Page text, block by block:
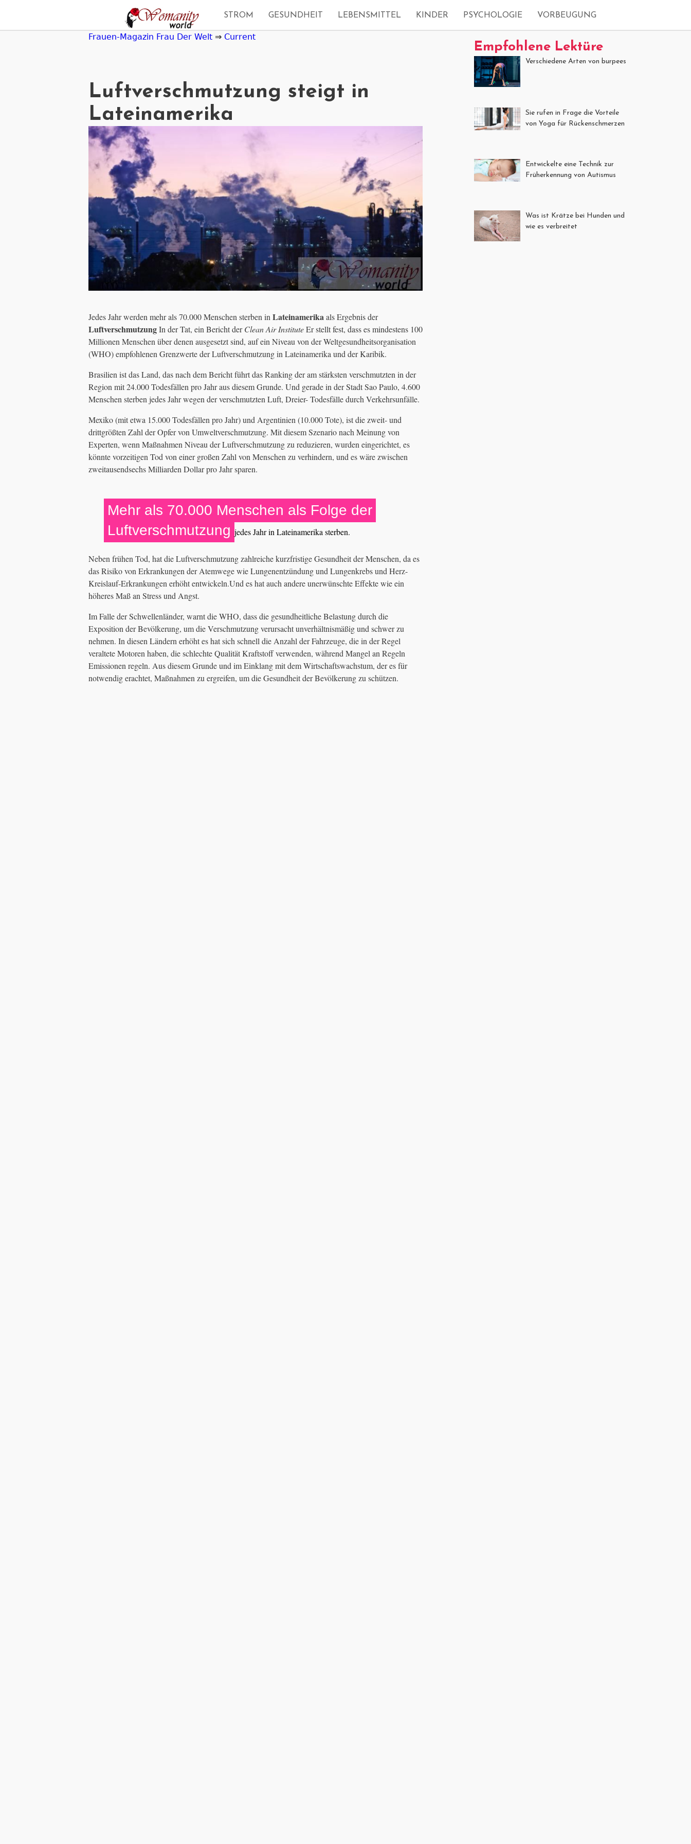
navigation
STROM GESUNDHEIT LEBENSMITTEL KINDER PSYCHOLOGIE VORBEUGUNG
Frauen-Magazin Frau Der Welt ⇒ Current
Luftverschmutzung steigt in
Lateinamerika
Jedes Jahr werden mehr als 70.000 Menschen sterben inLateinamerikaals Ergebnis der
LuftverschmutzungIn der Tat, ein Bericht derClean Air InstituteEr stellt fest, dass es mindestens 100
Millionen Menschen über denen ausgesetzt sind, auf ein Niveau von der Weltgesundheitsorganisation
(WHO) empfohlenen Grenzwerte der Luftverschmutzung in Lateinamerika und der Karibik.
Brasilien ist das Land, das nach dem Bericht führt das Ranking der am stärksten verschmutzten in der
Region mit 24.000 Todesfällen pro Jahr aus diesem Grunde. Und gerade in der Stadt Sao Paulo, 4.600
Menschen sterben jedes Jahr wegen der verschmutzten Luft, Dreier- Todesfälle durch Verkehrsunfälle.
Mexiko (mit etwa 15.000 Todesfällen pro Jahr) und Argentinien (10.000 Tote), ist die zweit- und
drittgrößten Zahl der Opfer von Umweltverschmutzung. Mit diesem Szenario nach Meinung von
Experten, wenn Maßnahmen Niveau der Luftverschmutzung zu reduzieren, wurden eingerichtet, es
könnte vorzeitigen Tod von einer großen Zahl von Menschen zu verhindern, und es wäre zwischen
zweitausendsechs Milliarden Dollar pro Jahr sparen.
Mehr als 70.000 Menschen als Folge der
Luftverschmutzung jedes Jahr in Lateinamerika sterben.
Neben frühen Tod, hat die Luftverschmutzung zahlreiche kurzfristige Gesundheit der Menschen, da es
das Risiko von Erkrankungen der Atemwege wie Lungenentzündung und Lungenkrebs und Herz-
Kreislauf-Erkrankungen erhöht entwickeln.Und es hat auch andere unerwünschte Effekte wie ein
höheres Maß an Stress und Angst.
Im Falle der Schwellenländer, warnt die WHO, dass die gesundheitliche Belastung durch die
Exposition der Bevölkerung, um die Verschmutzung verursacht unverhältnismäßig und schwer zu
nehmen. In diesen Ländern erhöht es hat sich schnell die Anzahl der Fahrzeuge, die in der Regel
veraltete Motoren haben, die schlechte Qualität Kraftstoff verwenden, während Mangel an Regeln
Emissionen regeln. Aus diesem Grunde und im Einklang mit dem Wirtschaftswachstum, der es für
notwendig erachtet, Maßnahmen zu ergreifen, um die Gesundheit der Bevölkerung zu schützen.
Empfohlene Lektüre
Verschiedene Arten von burpees
Sie rufen in Frage die Vorteile
von Yoga für Rückenschmerzen
Entwickelte eine Technik zur
Früherkennung von Autismus
Was ist Krätze bei Hunden und
wie es verbreitet